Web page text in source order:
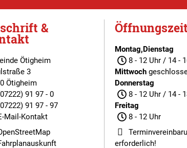
&
Ötigheim
3
Ötigheim
91 97 - 0
91 97 - 97
Mail-Kontakt
Montag,Dienstag
8 - 12 Uhr / 14 -
Mittwoch
Donnerstag
8 - 12 Uhr / 14 -
Freitag
8 - 12 Uhr
erforderlich!